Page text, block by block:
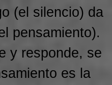
(el silencio) da
pensamiento).
y responde, se
es la